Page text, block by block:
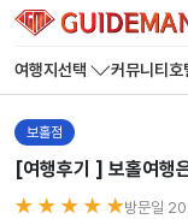
여행지선택 커뮤니티 호
보홀점
[여행후기 ] 보홀여행
★ ★ ★ ★ ★방문일